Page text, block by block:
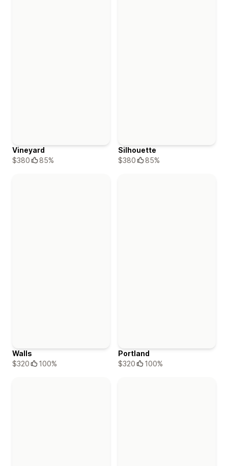
Vineyard
$380
85%
Silhouette
$380
85%
Walls
$320
100%
Portland
$320
100%